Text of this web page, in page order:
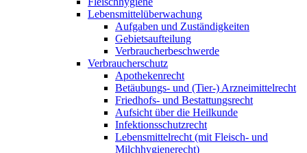
Lebensmittelüberwachung
Aufgaben und Zuständigkeiten
Gebietsaufteilung
Verbraucherbeschwerde
Verbraucherschutz
Apothekenrecht
Betäubungs- und (Tier-) Arzneimittelrecht
Friedhofs- und Bestattungsrecht
Aufsicht über die Heilkunde
Infektionsschutzrecht
Lebensmittelrecht (mit Fleisch- und
Milchhygienerecht)